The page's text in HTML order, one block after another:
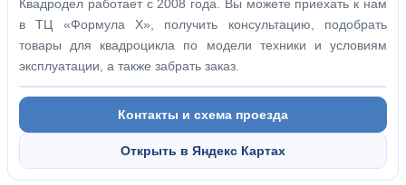
Квадродел работает с 2008 года. Вы можете приехать к нам
в ТЦ «Формула Х», получить консультацию, подобрать
товары для квадроцикла по модели техники и условиям
эксплуатации, а также забрать заказ.
Контакты и схема проезда
Открыть в Яндекс Картах